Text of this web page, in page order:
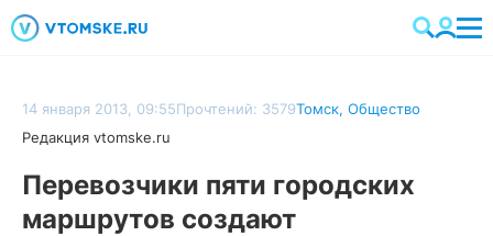
14 января 2013, 09:55Прочтений: 3579Томск, Общество
Редакция vtomske.ru
Перевозчики пяти городских
маршрутов создают